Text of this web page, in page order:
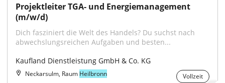
Projektleiter TGA- und Energiemanagement
(m/w/d)
Dich fasziniert die Welt des Handels? Du suchst nach
abwechslungsreichen Aufgaben und besten...
Kaufland Dienstleistung GmbH & Co. KG
Neckarsulm, Raum Heilbronn Vollzeit